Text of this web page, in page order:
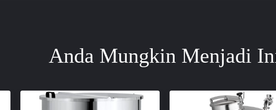
Anda Mungkin Menjadi